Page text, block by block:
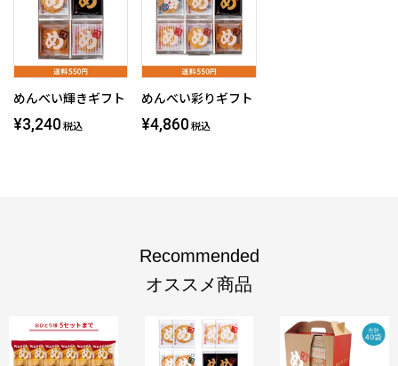
めんべい輝きギフト
¥3,240 税込
めんべい彩りギフト
¥4,860 税込
Recommended
オススメ商品